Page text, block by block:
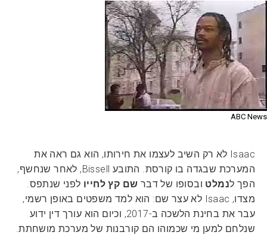
ABC News
Isaac לא רק השיב לעצמו את חירותו, הוא גם ראה את
המערכת שבגדה בו קורסת. התובע Bissell, לאחר שנחשף,
הפך לנמלט ובסופו של דבר שם קץ לחייו לפני שנתפס.
מצדו, Isaac לא עצר שם: הוא למד משפטים באופן רשמי,
עבר את בחינת הלשכה ב-2017, וכיום הוא עורך דין ידוע
שנלחם למען מי שכמוהו הם קורבנות של מערכת מושחתת.